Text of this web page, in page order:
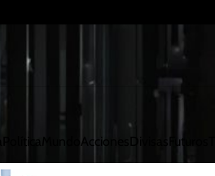
Política Acciones Divisas Futuros